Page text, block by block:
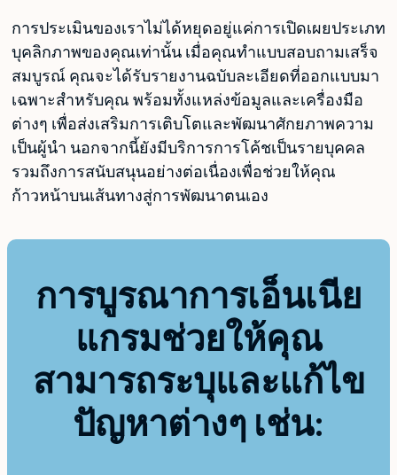
การประเมินของเราไม่ได้หยุดอยู่แค่การเปิดเผยประเภท
บุคลิกภาพของคุณเท่านั้น เมื่อคุณทำแบบสอบถามเสร็จ
สมบูรณ์ คุณจะได้รับรายงานฉบับละเอียดที่ออกแบบมา
เฉพาะสำหรับคุณ พร้อมทั้งแหล่งข้อมูลและเครื่องมือ
ต่างๆ เพื่อส่งเสริมการเติบโตและพัฒนาศักยภาพความ
เป็นผู้นำ นอกจากนี้ยังมีบริการการโค้ชเป็นรายบุคคล
รวมถึงการสนับสนุนอย่างต่อเนื่องเพื่อช่วยให้คุณ
ก้าวหน้าบนเส้นทางสู่การพัฒนาตนเอง
การบูรณาการเอ็นเนีย
แกรมช่วยให้คุณ
สามารถระบุและแก้ไข
ปัญหาต่างๆ เช่น: